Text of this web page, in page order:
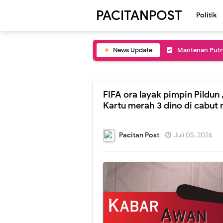
PACITANPOST Politik
News Update Sing wis
Atik menak
Polisi dijaluk
Ojo sok
saman
Wisma Atlit
FIFA ora layak
Puluhan Kebo
FIFA ora layak pimpin
Kartu merah 3 dino di cabut
Pacitan Post Juli 05, 2026